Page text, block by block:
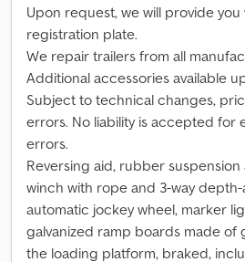
Upon request, we will provide
registration plate.
We repair trailers from all
Additional accessories available
Subject to technical changes,
errors. No liability is accepted for
errors.
Reversing aid, rubber suspension
winch with rope and 3-way
automatic jockey wheel, marker
galvanized ramp boards made
the loading platform, braked,